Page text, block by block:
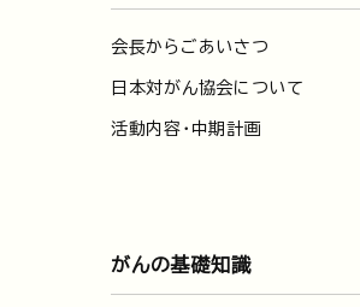
会長からごあいさつ
日本対がん協会について
活動内容・中期計画
がんの基礎知識